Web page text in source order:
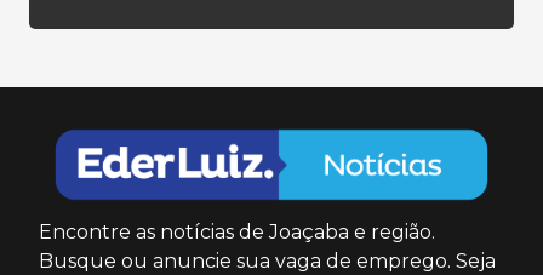
Encontre as notícias de Joaçaba e região.
Busque ou anuncie sua vaga de emprego. Seja